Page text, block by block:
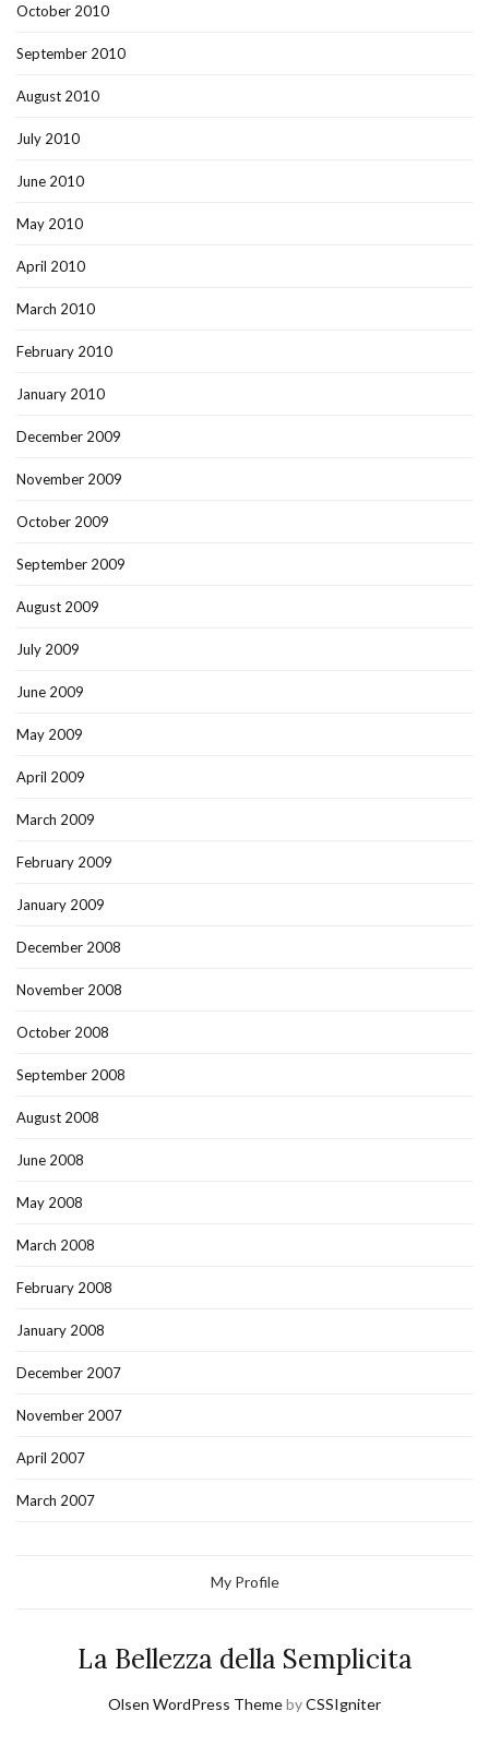
October 2010
September 2010
August 2010
July 2010
June 2010
May 2010
April 2010
March 2010
February 2010
January 2010
December 2009
November 2009
October 2009
September 2009
August 2009
July 2009
June 2009
May 2009
April 2009
March 2009
February 2009
January 2009
December 2008
November 2008
October 2008
September 2008
August 2008
June 2008
May 2008
March 2008
February 2008
January 2008
December 2007
November 2007
April 2007
March 2007
My Profile
La Bellezza della Semplicita
Olsen WordPress ThemebyCSSIgniter